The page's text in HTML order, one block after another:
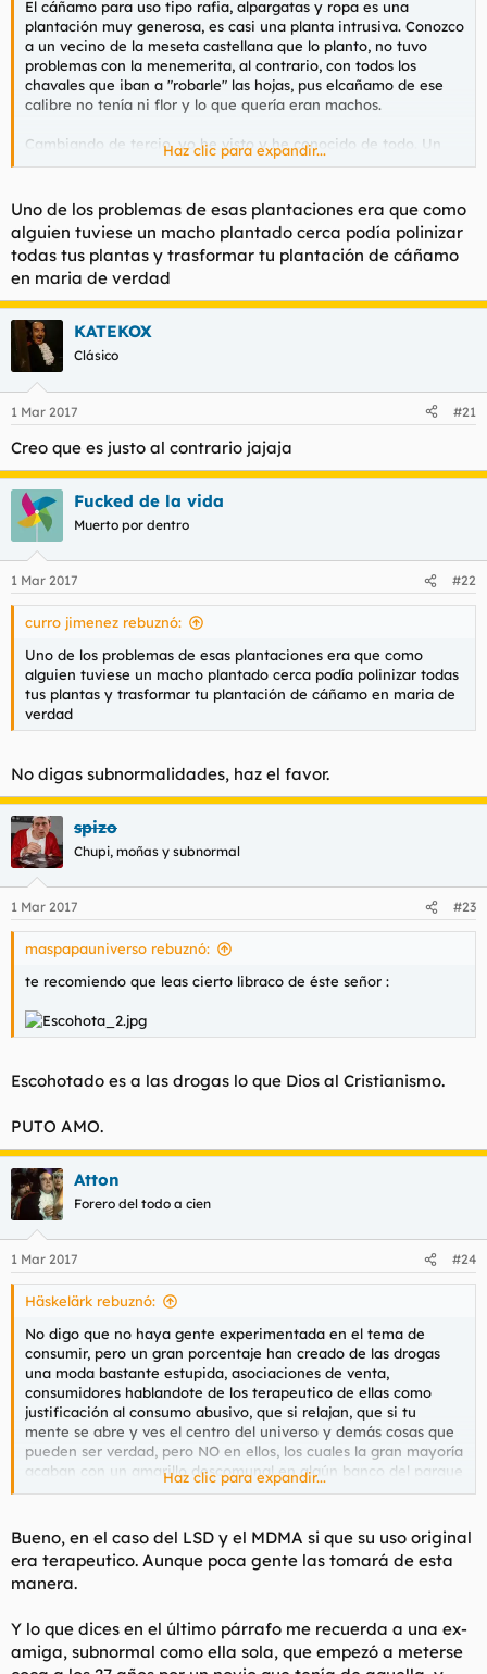
El cáñamo para uso tipo rafia, alpargatas y ropa es una
plantación muy generosa, es casi una planta intrusiva. Conozco
a un vecino de la meseta castellana que lo planto, no tuvo
problemas con la menemerita, al contrario, con todos los
chavales que iban a "robarle" las hojas, pus elcañamo de ese
calibre no tenía ni flor y lo que quería eran machos.
Cambiando de tercio, yo he visto y he conocido de todo. Un
amijo imaginario que le ha dado toda la vida a la coqueta, hijo
buena amistad. le va ahora mismo fenómeno, ingeniero
industrial, un trabajo de 10, cobra un pastón y todo le va
rodado. Al contrario tengo un amijo imaginario que le daba al
speed, ahora es un despojo, no puede mantener una
conversación más de 5 minutos de forma coherente. Se nota el
clasismo de las drogas en los diferentes estratos...
Haz clic para expandir...
Uno de los problemas de esas plantaciones era que como
alguien tuviese un macho plantado cerca podía polinizar
todas tus plantas y trasformar tu plantación de cáñamo
en maria de verdad
KATEKOX
Clásico
1 Mar 2017 #21
Creo que es justo al contrario jajaja
Fucked de la vida
Muerto por dentro
1 Mar 2017 #22
curro jimenez rebuznó:
Uno de los problemas de esas plantaciones era que como
alguien tuviese un macho plantado cerca podía polinizar todas
tus plantas y trasformar tu plantación de cáñamo en maria de
verdad
No digas subnormalidades, haz el favor.
spizo
Chupi, moñas y subnormal
1 Mar 2017 #23
maspapauniverso rebuznó:
te recomiendo que leas cierto libraco de éste señor :
Escohotado es a las drogas lo que Dios al Cristianismo.
PUTO AMO.
Atton
Forero del todo a cien
1 Mar 2017 #24
Häskelärk rebuznó:
No digo que no haya gente experimentada en el tema de
consumir, pero un gran porcentaje han creado de las drogas
una moda bastante estupida, asociaciones de venta,
consumidores hablandote de los terapeutico de ellas como
justificación al consumo abusivo, que si relajan, que si tu
mente se abre y ves el centro del universo y demás cosas que
pueden ser verdad, pero NO en ellos, los cuales la gran mayoría
acaban con un amarillo descomunal en algún banco del parque
lloriqueando a su amigo para que le meta un donuts en la
Hablemos pues de todas esas medio personas que han tomado
las drogas como un divertimento gracioso, que se creen que
fumar despues de una cena es como jugar al scrabble hace
fuese cocaina pura o quien lo está poniendo al nivel del palo
selfie o todas esas modas de mierda de internet y necesitan
de enseñarte el cogollo en una caja de tabaco entre risas
Haz clic para expandir...
Bueno, en el caso del LSD y el MDMA si que su uso original
era terapeutico. Aunque poca gente las tomará de esta
manera.
Y lo que dices en el último párrafo me recuerda a una ex-
amiga, subnormal como ella sola, que empezó a meterse